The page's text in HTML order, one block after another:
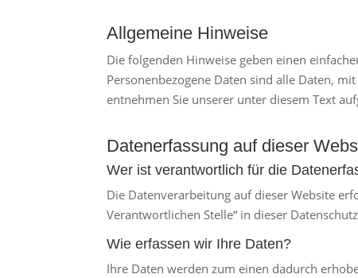
Allgemeine Hinweise
Die folgenden Hinweise geben einen
Personenbezogene Daten sind alle Daten,
entnehmen Sie unserer unter diesem Text
Datenerfassung auf dieser
Wer ist verantwortlich für die
Die Datenverarbeitung auf dieser Website
Verantwortlichen Stelle“ in dieser
Wie erfassen wir Ihre Daten?
Ihre Daten werden zum einen dadurch